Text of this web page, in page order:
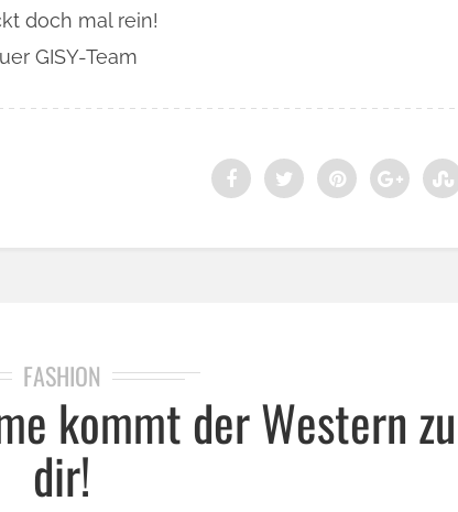
doch mal rein!
GISY-Team
FASHION
kommt der Western zu
dir!